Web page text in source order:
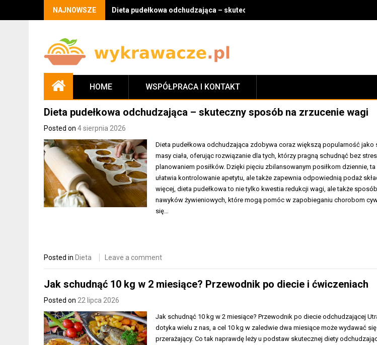
NAJNOWSZE Dieta pudełkowa odchudzająca – skuteczny sposób na zrzucenie wagi
HOME WSPÓŁPRACA I KONTAKT
Dieta pudełkowa odchudzająca – skuteczny sposób na zrzucenie wagi
Posted on 4 sierpnia 2026
Dieta pudełkowa odchudzająca zdobywa coraz większą popularność jako
masy ciała, oferując rozwiązanie dla tych, którzy pragną schudnąć bez
planowaniem posiłków. Dzięki pięciu zbilansowanym posiłkom dziennie,
ułatwia kontrolowanie apetytu, ale także zapewnia odpowiednią podaż
więcej, dieta pudełkowa to nie tylko kwestia redukcji wagi, ale także
nawyków żywieniowych, które mogą pomóc w zapobieganiu chorobom
się…
Posted in Dieta Leave a comment
Jak schudnąć 10 kg w 2 miesiące? Przewodnik po diecie i ćwiczeniach
Posted on 22 lipca 2026
Jak schudnąć 10 kg w 2 miesiące? Przewodnik po diecie odchudzającej
dotyka wielu z nas, a cel 10 kg w zaledwie dwa miesiące może wydawać
przerażający. Co tak naprawdę leży u podstaw skutecznej diety